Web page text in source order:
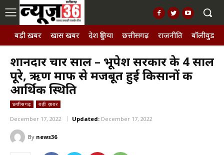
बड़ी ख़बर खास खबर देश दुनिया छत्तीसगढ़ राजनीति बॉलीवुड,
शानदार चार साल – भूपेश सरकार के 4 साल
पूरे, ऋण माफी से मजबूत हुई किसानों की
आर्थिक स्थिति
छत्तीसगढ़ बड़ी ख़बर
December 17, 2022 Updated: December 17, 2022
By news36